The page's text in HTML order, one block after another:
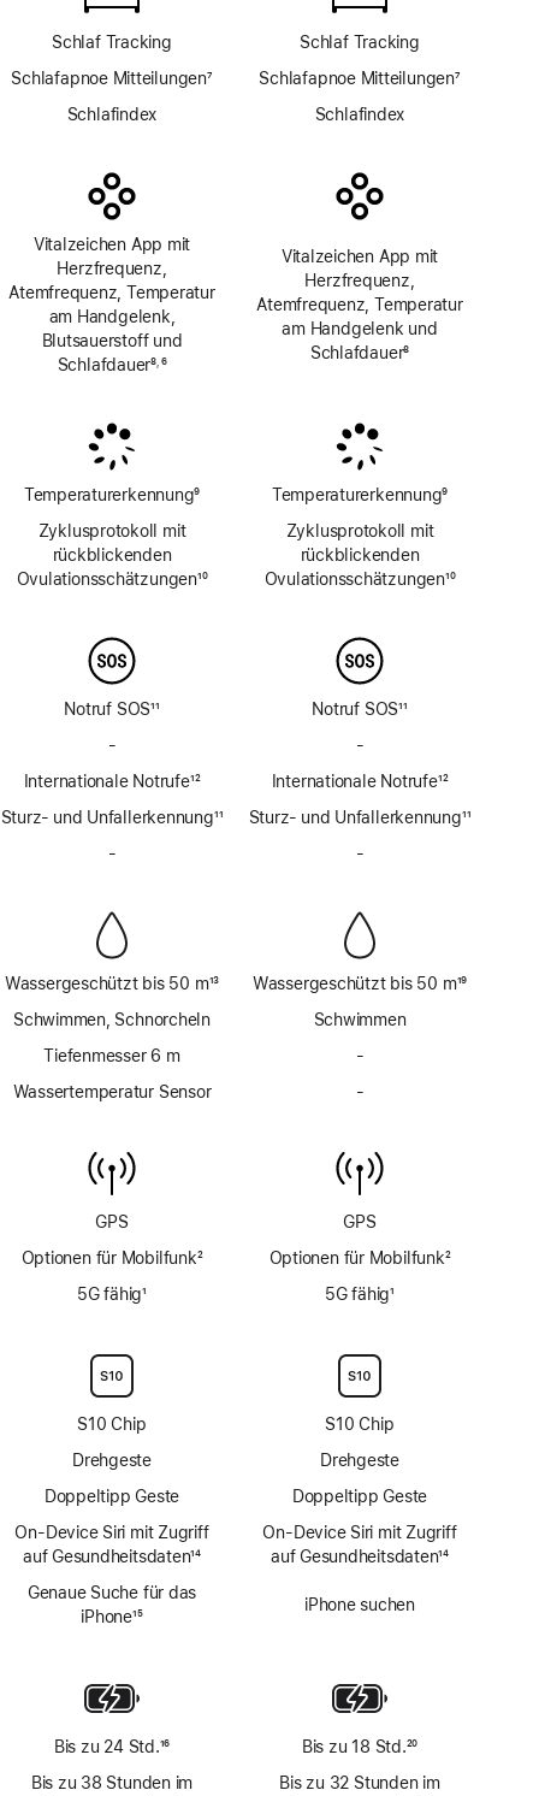
Schlaf Tracking
Schlafapnoe Mitteilungen
Fußnote
7
Schlafindex
Vitalzeichen App mit
Herzfrequenz,
Atemfrequenz, Temperatur
am Handgelenk,
Blutsauerstoff und
Schlafdauer8, 6
Temperaturerkennung
Fußnote
9
Zyklusprotokoll mit
rückblickenden
Ovulations­schätzungen10
Notruf SOS11
-
Notruf
SOS
über
Internationale Notrufe
Fußnote
12
Sturz- und Unfallerkennung11
-
Wassergeschützt bis 50 m
Fußnote
13
Schwimmen, Schnorcheln
Tiefenmesser 6 m
Wassertemperatur Sensor
GPS
Optionen für Mobilfunk
Fußnote
2
5G fähig1
S10 Chip
Drehgeste
Doppeltipp Geste
On‑Device Siri mit Zugriff
auf Gesundheitsdaten
Fußnote
14
Genaue Suche für das
iPhone15
Bis zu 24 Std.
Fußnote
16
Bis zu 38 Stunden im
Schlaf Tracking
Schlafapnoe Mitteilungen
Fußnote
7
Schlafindex
Vitalzeichen App mit
Herzfrequenz,
Atemfrequenz, Temperatur
am Handgelenk und
Schlafdauer8
Temperaturerkennung
Fußnote
9
Zyklusprotokoll mit
rückblickenden
Ovulations­schätzungen10
Notruf SOS11
-
Notruf
SOS
über
Internationale Notrufe
Fußnote
12
Sturz- und Unfallerkennung11
-
Wassergeschützt bis 50 m
Fußnote
19
Schwimmen
-
-
GPS
Optionen für Mobilfunk
Fußnote
2
5G fähig1
S10 Chip
Drehgeste
Doppeltipp Geste
On‑Device Siri mit Zugriff
auf Gesundheitsdaten14
iPhone suchen
Bis zu 18 Std.
Fußnote
20
Bis zu 32 Stunden im